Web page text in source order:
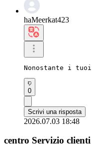
haMeerkat423
Nonostante i
0
Scrivi una risposta
2026.07.03 18:48
centro Servizio clienti